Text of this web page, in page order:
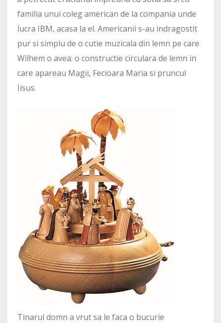
familia unui coleg american de la compania unde
lucra IBM, acasa la el. Americanii s-au indragostit
pur si simplu de o cutie muzicala din lemn pe care
Wilhem o avea: o constructie circulara de lemn in
care apareau Magii, Fecioara Maria si pruncul
Iisus.
Tinarul domn a vrut sa le faca o bucurie